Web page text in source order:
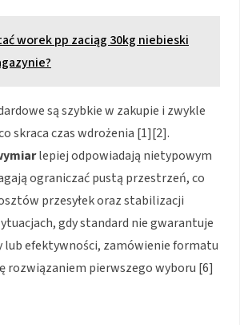
worek pp zaciąg 30kg niebieski
są szybkie w zakupie i zwykle
skraca czas wdrożenia [1][2].
lepiej odpowiadają nietypowym
ograniczać pustą przestrzeń, co
przesyłek oraz stabilizacji
gdy standard nie gwarantuje
lub efektywności, zamówienie formatu
rozwiązaniem pierwszego wyboru [6]